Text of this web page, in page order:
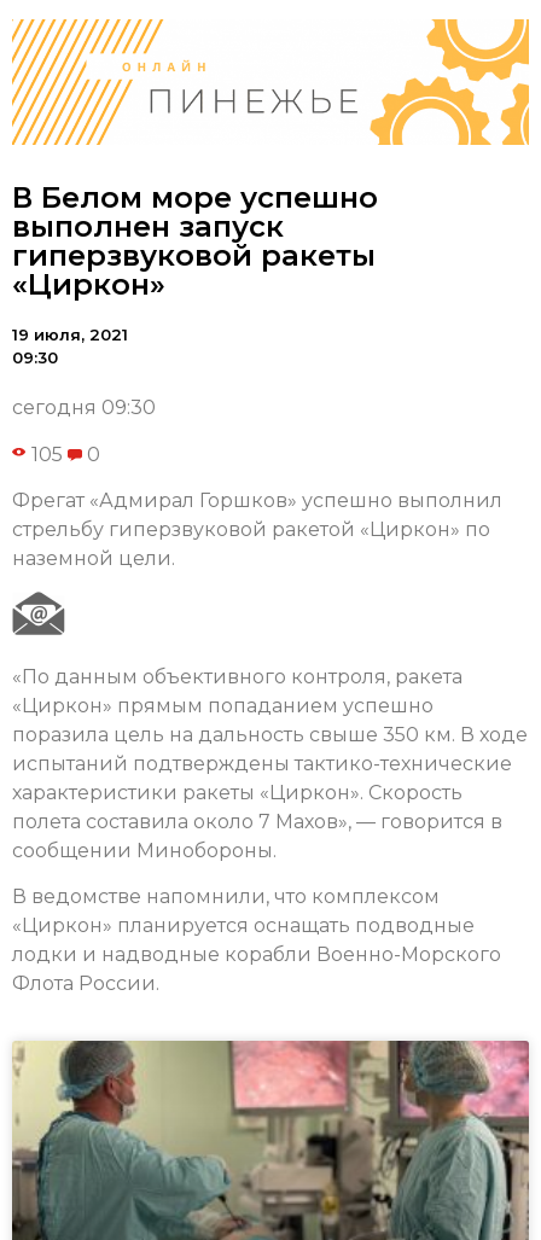
В Белом море успешно
выполнен запуск
гиперзвуковой ракеты
«Циркон»
19 июля, 2021
09:30
сегодня 09:30
105 0
Фрегат «Адмирал Горшков» успешно выполнил
стрельбу гиперзвуковой ракетой «Циркон» по
наземной цели.
«По данным объективного контроля, ракета
«Циркон» прямым попаданием успешно
поразила цель на дальность свыше 350 км. В ходе
испытаний подтверждены тактико-технические
характеристики ракеты «Циркон». Скорость
полета составила около 7 Махов», — говорится в
сообщении Минобороны.
В ведомстве напомнили, что комплексом
«Циркон» планируется оснащать подводные
лодки и надводные корабли Военно-Морского
Флота России.